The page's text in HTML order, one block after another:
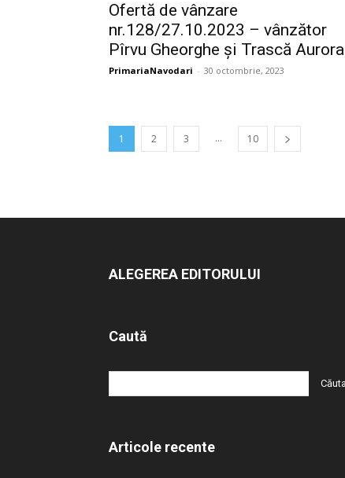
Ofertă de vânzare
nr.128/27.10.2023 – vânzător
Pîrvu Gheorghe și Trască Aurora
PrimariaNavodari - 30 octombrie, 2023
1 2 3 ... 10
ALEGEREA EDITORULUI
Caută
Articole recente